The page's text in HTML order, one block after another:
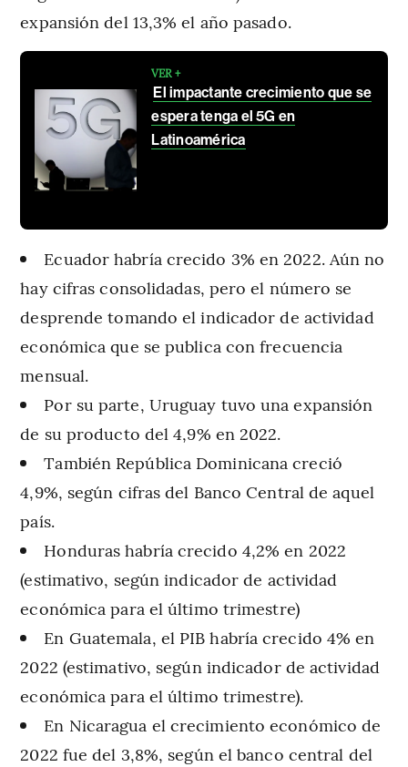
expansión del 13,3% el año pasado.
VER +
El impactante crecimiento que se
espera tenga el 5G en
Latinoamérica
Ecuador habría crecido 3% en 2022. Aún no
hay cifras consolidadas, pero el número se
desprende tomando el indicador de actividad
económica que se publica con frecuencia
mensual.
Por su parte, Uruguay tuvo una expansión
de su producto del 4,9% en 2022.
También República Dominicana creció
4,9%, según cifras del Banco Central de aquel
país.
Honduras habría crecido 4,2% en 2022
(estimativo, según indicador de actividad
económica para el último trimestre)
En Guatemala, el PIB habría crecido 4% en
2022 (estimativo, según indicador de actividad
económica para el último trimestre).
En Nicaragua el crecimiento económico de
2022 fue del 3,8%, según el banco central del